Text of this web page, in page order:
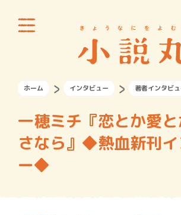
ホーム インタビュー 著者インタビ
一穂ミチ『恋とか愛
さなら』◆熱血新刊イ
ー◆